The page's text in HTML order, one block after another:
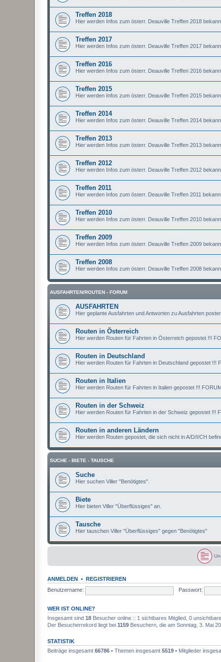
Treffen 2018
Hier werden Infos zum österr. Deauville Treffen 2018
Treffen 2017
Hier werden Infos zum österr. Deauville Treffen 2017
Treffen 2016
Hier werden Infos zum österr. Deauville Treffen 2016
Treffen 2015
Hier werden Infos zum österr. Deauville Treffen 2015
Treffen 2014
Hier werden Infos zum österr. Deauville Treffen 2014
Treffen 2013
Hier werden Infos zum österr. Deauville Treffen 2013
Treffen 2012
Hier werden Infos zum österr. Deauville Treffen 2012
Treffen 2011
Hier werden Infos zum österr. Deauville Treffen 2011
Treffen 2010
Hier werden Infos zum österr. Deauville Treffen 2010
Treffen 2009
Hier werden Infos zum österr. Deauville Treffen 2009
Treffen 2008
Hier werden Infos zum österr. Deauville Treffen 2008
AUSFAHRTEN/ROUTEN - FORUM
AUSFAHRTEN
Hier geplante Ausfahrten und Antworten zu Ausfahrten
Routen in Österreich
Hier werden Routen für Fahrten in Österreich gepostet !!!
Routen in Deutschland
Hier werden Routen für Fahrten in Deutschland gepostet !!!
Routen in Italien
Hier werden Routen für Fahrten in Italien gepostet !!!
Routen in der Schweiz
Hier werden Routen für Fahrten in der Schweiz gepostet !!!
Routen in anderen Ländern
Hier werden Routen gepostet, die sich nicht in A/D/I/CH
SUCHE - BIETE - TAUSCHE
Suche
Hier suchen Viller "Benötigtes".
Biete
Hier bieten Viller "Überflüssiges" an.
Tausche
Hier tauschen Viller "Überflüssiges" gegen "Benötigtes"
U
e
l
e
B
e
g
ANMELDEN • REGISTRIEREN
Benutzername:
Passwort:
WER IST ONLINE?
Insgesamt sind 18 Besucher online :: 1 sichtbares Mitglied, 0
Der Besucherrekord liegt bei 1159 Besuchern, die am Sonntag, 3. Mai
STATISTIK
Beiträge insgesamt 66786 • Themen insgesamt 5519 • Mitglieder